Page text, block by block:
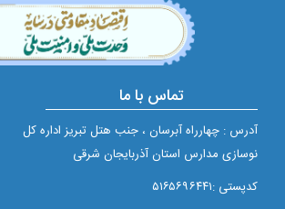
تماس با ما
آدرس : چهارراه آبرسان ، جنب هتل تبریز اداره کل
نوسازی مدارس استان آذربایجان شرقی
کدپستی :۵۱۶۵۶۹۶۴۴۱